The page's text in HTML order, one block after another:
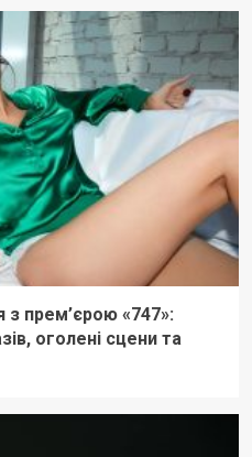
з прем’єрою «747»:
оголені сцени та